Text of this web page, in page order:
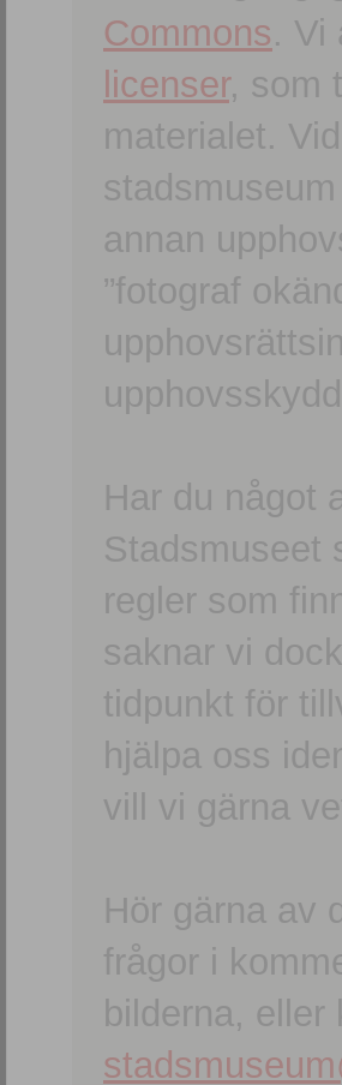
Commons. Vi
licenser, som
materialet.
annan
”fotograf
Har du något
Stadsmuseet
regler som
saknar vi
tidpunkt för
hjälpa oss
vill vi gärna
Hör gärna av
frågor i
bilderna,